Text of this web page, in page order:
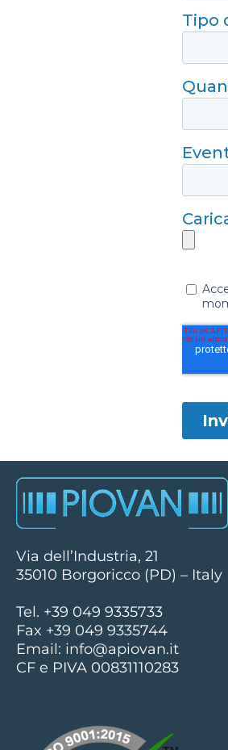
Via dell’Industria, 21
35010 Borgoricco (PD) – Italy
Tel. +39 049 9335733
Fax +39 049 9335744
Email: info@apiovan.it
CF e PIVA 00831110283